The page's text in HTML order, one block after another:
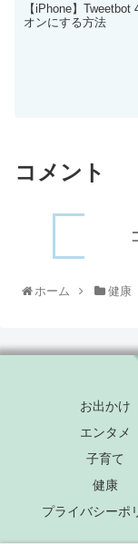
【iPhone】
オンにする方法
コメント
ホーム 健康
お出かけ
エンタメ
子育て
健康
プライバシーポ